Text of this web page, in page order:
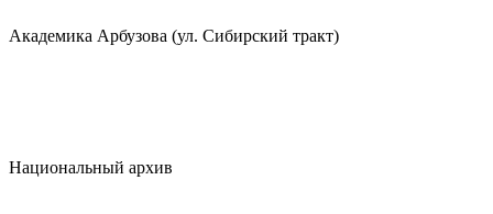
Академика Арбузова (ул. Сибирский тракт)
Национальный архив